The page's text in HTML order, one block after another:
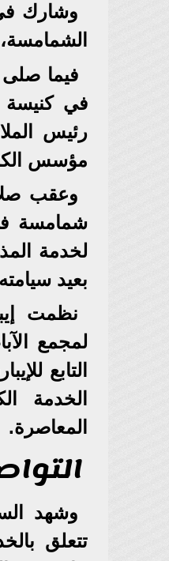
وشارك
فيما صلى
في كنيسة
مؤسس
شمامسة
لخدمة
بعيد سيامته
لمجمع
التابع
الخدمة
المعاصرة.
وشهد
تتعلق